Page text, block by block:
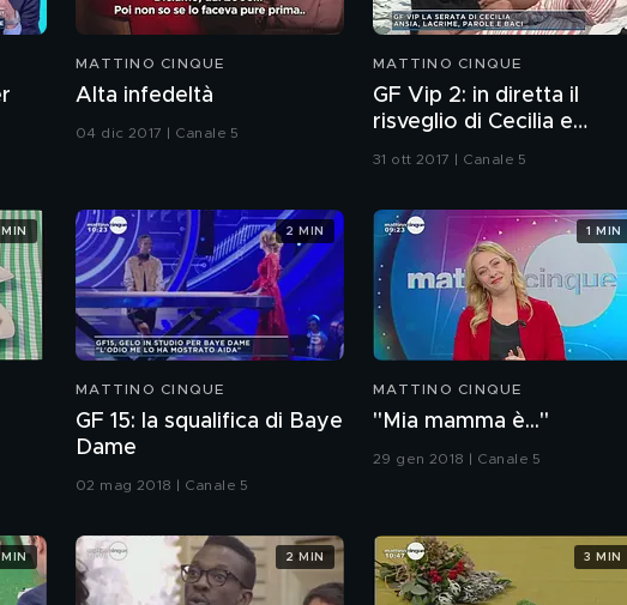
MATTINO CINQUE
Alta infedeltà
04 dic 2017 | Canale 5
MATTINO CINQUE
GF Vip 2: in diretta il
risveglio di Cecilia e
31 ott 2017 | Canale 5
MATTINO CINQUE
GF 15: la squalifica di Baye
Dame
02 mag 2018 | Canale 5
2 MIN
MATTINO CINQUE
"Mia mamma è..."
29 gen 2018 | Canale 5
1 MIN
2 MIN 3 MIN